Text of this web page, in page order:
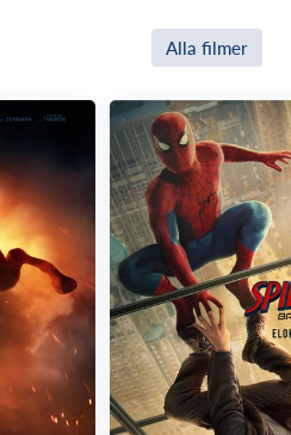
Alla filmer